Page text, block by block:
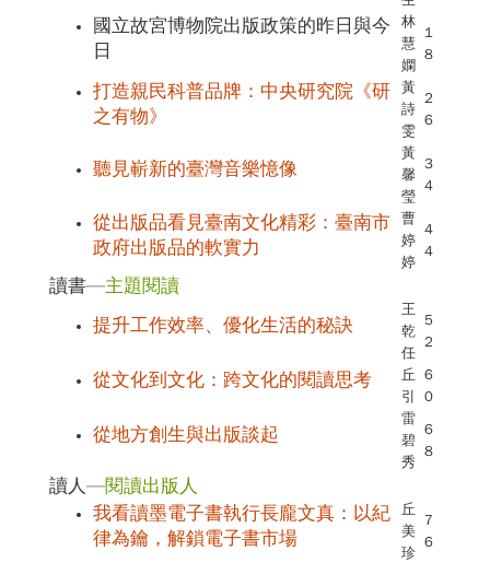
國立故宮博物院出版政策的昨日與今
日
林
慧
嫻
1
8
打造親民科普品牌：中央研究院《研
之有物》
黃
詩
雯
2
6
聽見嶄新的臺灣音樂憶像
黃
馨
瑩
3
4
從出版品看見臺南文化精彩：臺南市
政府出版品的軟實力
曹
婷
婷
4
4
讀書—主題閱讀
提升工作效率、優化生活的秘訣
王
乾
任
5
2
從文化到文化：跨文化的閱讀思考
丘
引
6
0
從地方創生與出版談起
雷
碧
秀
6
8
讀人—閱讀出版人
我看讀墨電子書執行長龐文真：以紀
律為鑰，解鎖電子書市場
丘
美
珍
7
6